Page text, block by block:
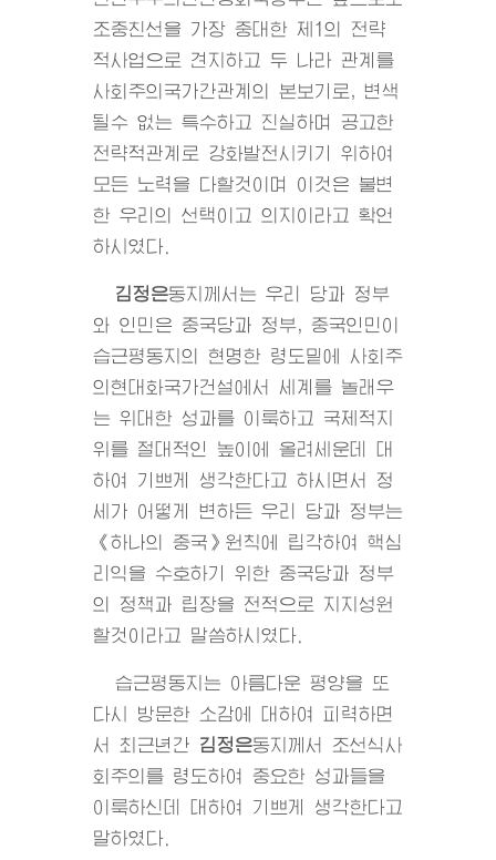
조중친선을 가장 중대한 제1의 전략
적사업으로 견지하고 두 나라 관계를
사회주의국가간관계의 본보기로, 변색
될수 없는 특수하고 진실하며 공고한
전략적관계로 강화발전시키기 위하여
모든 노력을 다할것이며 이것은 불변
한 우리의 선택이고 의지이라고 확언
하시였다.
김정은동지 께서는 우리 당과 정부
와 인민은 중국당과 정부, 중국인민이
습근평동지의 현명한 령도밑에 사회주
의현대화국가건설에서 세계를 놀래우
는 위대한 성과를 이룩하고 국제적지
위를 절대적인 높이에 올려세운데 대
하여 기쁘게 생각한다고 하시면서 정
세가 어떻게 변하든 우리 당과 정부는
《하나의 중국》원칙에 립각하여 핵심
리익을 수호하기 위한 중국당과 정부
의 정책과 립장을 전적으로 지지성원
할것이라고 말씀하시였다.
습근평동지는 아름다운 평양을 또
다시 방문한 소감에 대하여 피력하면
서 최근년간 김정은동지 께서 조선식사
회주의를 령도하여 중요한 성과들을
이룩하신데 대하여 기쁘게 생각한다고
말하였다.